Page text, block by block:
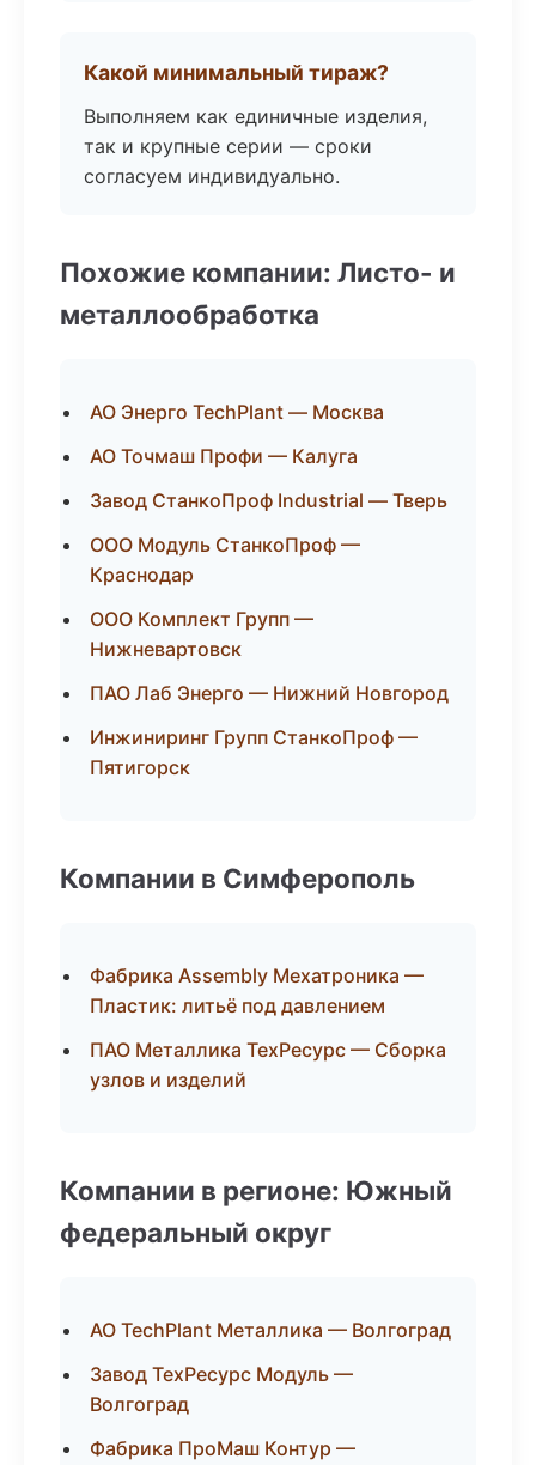
Какой минимальный тираж?
Выполняем как единичные изделия,
так и крупные серии — сроки
согласуем индивидуально.
Похожие компании: Листо- и
металлообработка
АО Энерго TechPlant — Москва
АО Точмаш Профи — Калуга
Завод СтанкоПроф Industrial — Тверь
ООО Модуль СтанкоПроф —
Краснодар
ООО Комплект Групп —
Нижневартовск
ПАО Лаб Энерго — Нижний Новгород
Инжиниринг Групп СтанкоПроф —
Пятигорск
Компании в Симферополь
Фабрика Assembly Мехатроника —
Пластик: литьё под давлением
ПАО Металлика ТехРесурс — Сборка
узлов и изделий
Компании в регионе: Южный
федеральный округ
АО TechPlant Металлика — Волгоград
Завод ТехРесурс Модуль —
Волгоград
Фабрика ПроМаш Контур —